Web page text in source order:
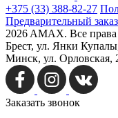
+375 (33) 388-82-27
Предварительный заказ
2026 AMAX. Все
Брест, ул. Янки
Минск, ул. Орловская,
Заказать звонок